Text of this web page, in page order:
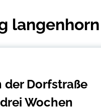
langenhorn
der Dorfstraße
Wochen